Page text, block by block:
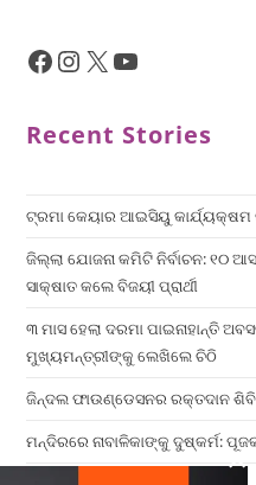
Recent Stories
ଟ୍ରମା କେୟାର ଆଇସିୟୁ କାର୍ଯ୍ୟକ୍ଷମ
ଜିଲ୍ଲା ଯୋଜନା କମିଟି ନିର୍ବାଚନ: ୧୦
ସାକ୍ଷାତ କଲେ ବିଜୟୀ ପ୍ରାର୍ଥୀ
୩ ମାସ ହେଲା ଦରମା ପାଇନାହାନ୍ତି
ମୁଖ୍ୟମନ୍ତ୍ରୀଙ୍କୁ ଲେଖିଲେ ଚିଠି
ଜିନ୍ଦଲ ଫାଉଣ୍ଡେସନର ରକ୍ତଦାନ
ମନ୍ଦିରରେ ନାବାଳିକାଙ୍କୁ ଦୁଷ୍କର୍ମ:×